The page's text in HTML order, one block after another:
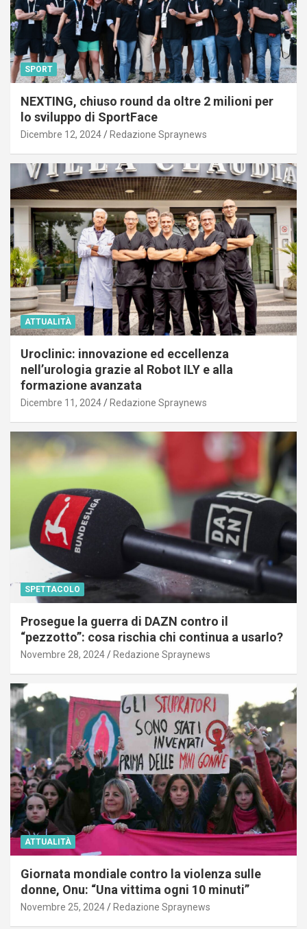
SPORT
NEXTING, chiuso round da oltre 2 milioni per
lo sviluppo di SportFace
Dicembre 12, 2024 Redazione Spraynews
ATTUALITÀ
Uroclinic: innovazione ed eccellenza
nell’urologia grazie al Robot ILY e alla
formazione avanzata
Dicembre 11, 2024 Redazione Spraynews
SPETTACOLO
Prosegue la guerra di DAZN contro il
“pezzotto”: cosa rischia chi continua a usarlo?
Novembre 28, 2024 Redazione Spraynews
ATTUALITÀ
Giornata mondiale contro la violenza sulle
donne, Onu: “Una vittima ogni 10 minuti”
Novembre 25, 2024 Redazione Spraynews